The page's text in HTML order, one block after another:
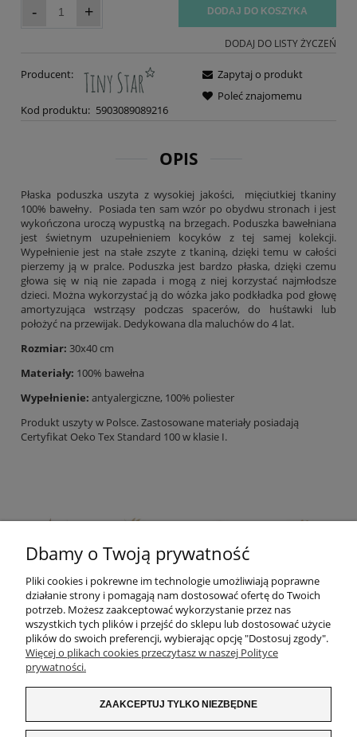
- + DODAJ DO KOSZYKA
DODAJ DO LISTY ŻYCZEŃ
Producent:
Kod produktu: 5903089089216
Zapytaj o produkt
Poleć znajomemu
OPIS
Płaska poduszka uszyta z wysokiej jakości, mięciutkiej tkaniny
100% bawełny. Posiada ten sam wzór po obydwu stronach i jest
wykończona uroczą wypustką na brzegach. Poduszka bawełniana
jest świetnym uzupełnieniem kocyków z tej samej kolekcji.
Wypełnienie jest na stałe zszyte z tkaniną, dzięki temu w całości
pierzemy ją w pralce. Poduszka jest bardzo płaska, dzięki czemu
głowa się w nią nie zapada i mogą z niej korzystać najmłodsze
dzieci. Można wykorzystać ją do wózka jako podkładka pod głowę
amortyzująca wstrząsy podczas spacerów, do huśtawki lub
położyć na przewijak. Dedykowana dla maluchów do 4 lat.
Rozmiar: 30x40 cm
Materiały: 100% bawełna
Wypełnienie: antyalergiczne, 100% poliester
Produkt uszyty w Polsce. Zastosowane materiały posiadają
Certyfikat Oeko Tex Standard 100 w klasie I.
ZAKUPY
Dbamy o Twoją prywatność
Pliki cookies i pokrewne im technologie umożliwiają poprawne
działanie strony i pomagają nam dostosować ofertę do Twoich
potrzeb. Możesz zaakceptować wykorzystanie przez nas
wszystkich tych plików i przejść do sklepu lub dostosować użycie
plików do swoich preferencji, wybierając opcję "Dostosuj zgody".
Więcej o plikach cookies przeczytasz w naszej Polityce
prywatności.
ZAAKCEPTUJ TYLKO NIEZBĘDNE